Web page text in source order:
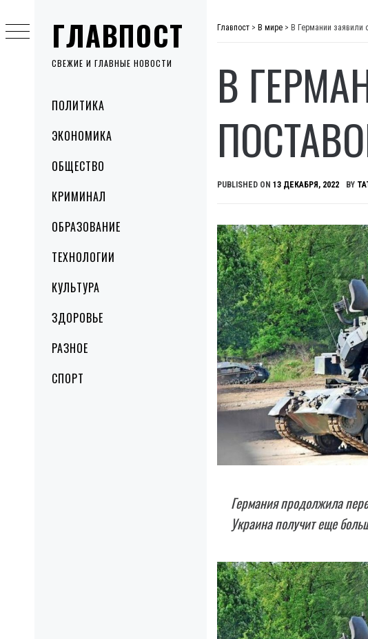
ГЛАВПОСТ
СВЕЖИЕ И ГЛАВНЫЕ НОВОСТИ
MenuПОЛИТИКА
ЭКОНОМИКА
ОБЩЕСТВО
КРИМИНАЛ
ОБРАЗОВАНИЕ
ТЕХНОЛОГИИ
КУЛЬТУРА
ЗДОРОВЬЕ
РАЗНОЕ
СПОРТ
to
content
Главпост > В мире > В Германии заявили
В
PUBLISHED ON 13 ДЕКАБРЯ, 2022 BY
Германия продолжила
Украина получит еще